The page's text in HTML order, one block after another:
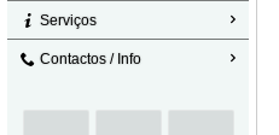
Serviços
Contactos / Info